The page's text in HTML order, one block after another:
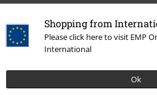
Shopping from
Please click here to visit EMP
International
Ok